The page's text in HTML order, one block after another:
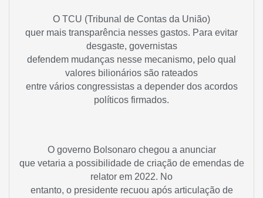
O TCU (Tribunal de Contas da União)
quer mais transparência nesses gastos. Para evitar
desgaste, governistas
defendem mudanças nesse mecanismo, pelo qual
valores bilionários são rateados
entre vários congressistas a depender dos acordos
políticos firmados.
O governo Bolsonaro chegou a anunciar
que vetaria a possibilidade de criação de emendas de
relator em 2022. No
entanto, o presidente recuou após articulação de